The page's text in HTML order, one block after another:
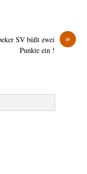
»
SV büßt zwei
Punkte ein !